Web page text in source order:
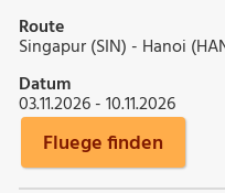
Route
Singapur (SIN) - Hanoi
Datum
03.11.2026 - 10.11.2026
Fluege finden